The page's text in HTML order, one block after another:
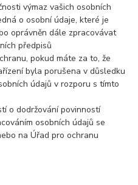
výmaz vašich osobních
o osobní údaje, které je
oprávněn dále zpracovávat
předpisů
pokud máte za to, že
byla porušena v důsledku
údajů v rozporu s tímto
o dodržování povinností
osobních údajů se
na Úřad pro ochranu